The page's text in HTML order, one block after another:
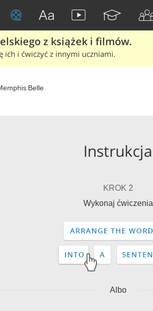
z książek i filmów.
ich i ćwiczyć z innymi uczniami.
Belle
Instrukcja
KROK 2
Wykonaj ćwiczenia
Albo